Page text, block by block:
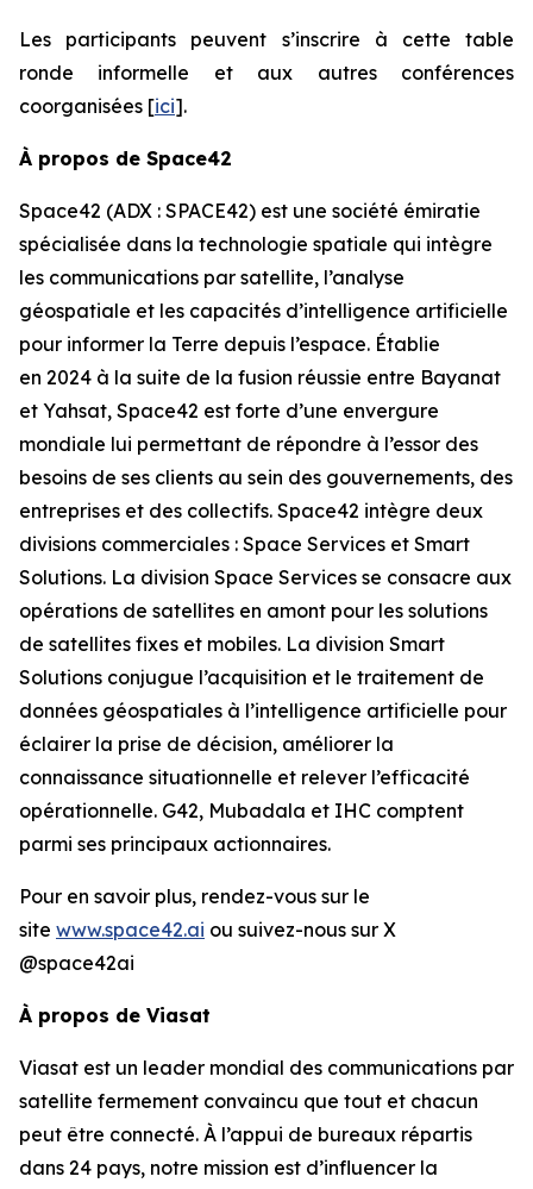
Les participants peuvent s’inscrire à cette table
ronde informelle et aux autres conférences
coorganisées [ici].
À propos de Space42
Space42 (ADX : SPACE42) est une société émiratie
spécialisée dans la technologie spatiale qui intègre
les communications par satellite, l’analyse
géospatiale et les capacités d’intelligence artificielle
pour informer la Terre depuis l’espace. Établie
en 2024 à la suite de la fusion réussie entre Bayanat
et Yahsat, Space42 est forte d’une envergure
mondiale lui permettant de répondre à l’essor des
besoins de ses clients au sein des gouvernements, des
entreprises et des collectifs. Space42 intègre deux
divisions commerciales : Space Services et Smart
Solutions. La division Space Services se consacre aux
opérations de satellites en amont pour les solutions
de satellites fixes et mobiles. La division Smart
Solutions conjugue l’acquisition et le traitement de
données géospatiales à l’intelligence artificielle pour
éclairer la prise de décision, améliorer la
connaissance situationnelle et relever l’efficacité
opérationnelle. G42, Mubadala et IHC comptent
parmi ses principaux actionnaires.
Pour en savoir plus, rendez-vous sur le
site www.space42.ai ou suivez-nous sur X
@space42ai
À propos de Viasat
Viasat est un leader mondial des communications par
satellite fermement convaincu que tout et chacun
peut être connecté. À l’appui de bureaux répartis
dans 24 pays, notre mission est d’influencer la